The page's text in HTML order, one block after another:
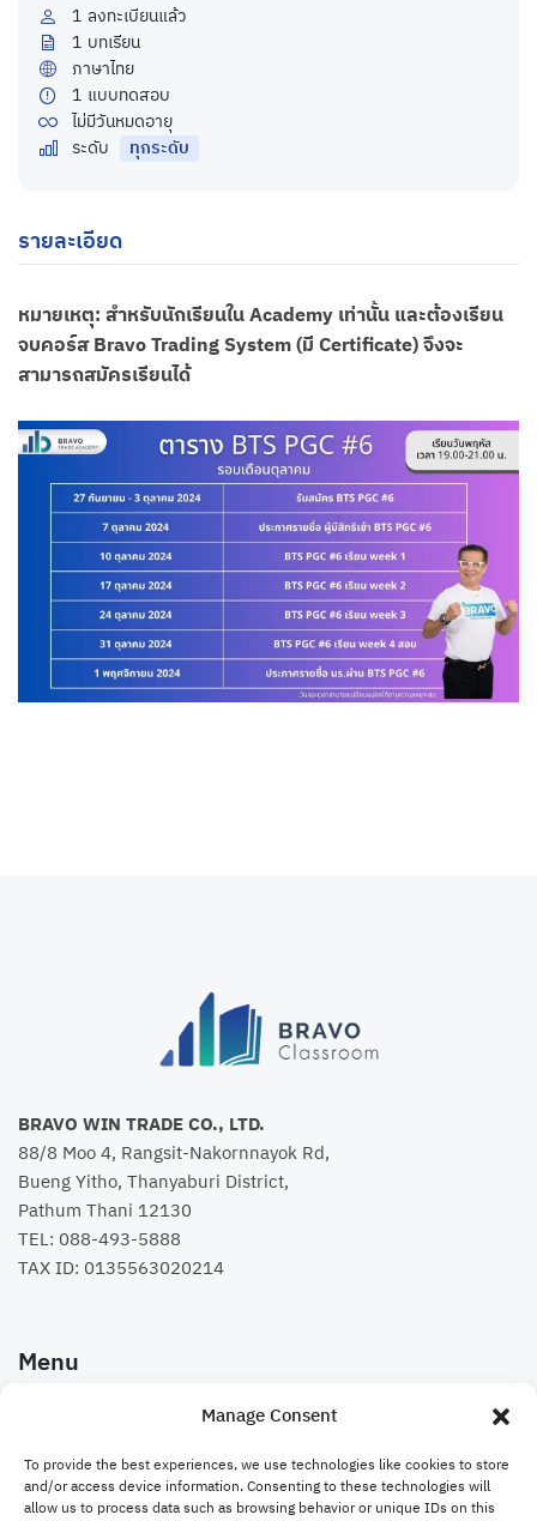
Manage Consent
To provide the best experiences, we use technologies like cookies to store
and/or access device information. Consenting to these technologies will
allow us to process data such as browsing behavior or unique IDs on this
รายละเอียด
หมายเหตุ: สำหรับนักเรียนใน Academy เท่านั้น และต้องเรียน
จบคอร์ส Bravo Trading System (มี Certificate) จึงจะ
สามารถสมัครเรียนได้
1 ลงทะเบียนแล้ว
1 บทเรียน
ภาษาไทย
1 แบบทดสอบ
ไม่มีวันหมดอายุ
ระดับ
ทุกระดับ
BRAVO WIN TRADE CO., LTD.
88/8 Moo 4, Rangsit-Nakornnayok Rd,
Bueng Yitho, Thanyaburi District,
Pathum Thani 12130
TEL: 088-493-5888
TAX ID: 0135563020214
Menu
Bravo Website